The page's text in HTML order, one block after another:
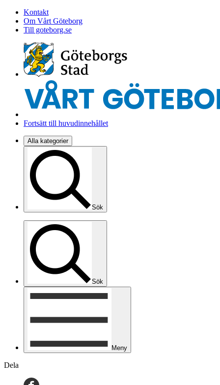
Kontakt
Om Vårt Göteborg
Till goteborg.se
Fortsätt till huvudinnehållet
Alla kategorier
Sök
Sök
Meny
Dela